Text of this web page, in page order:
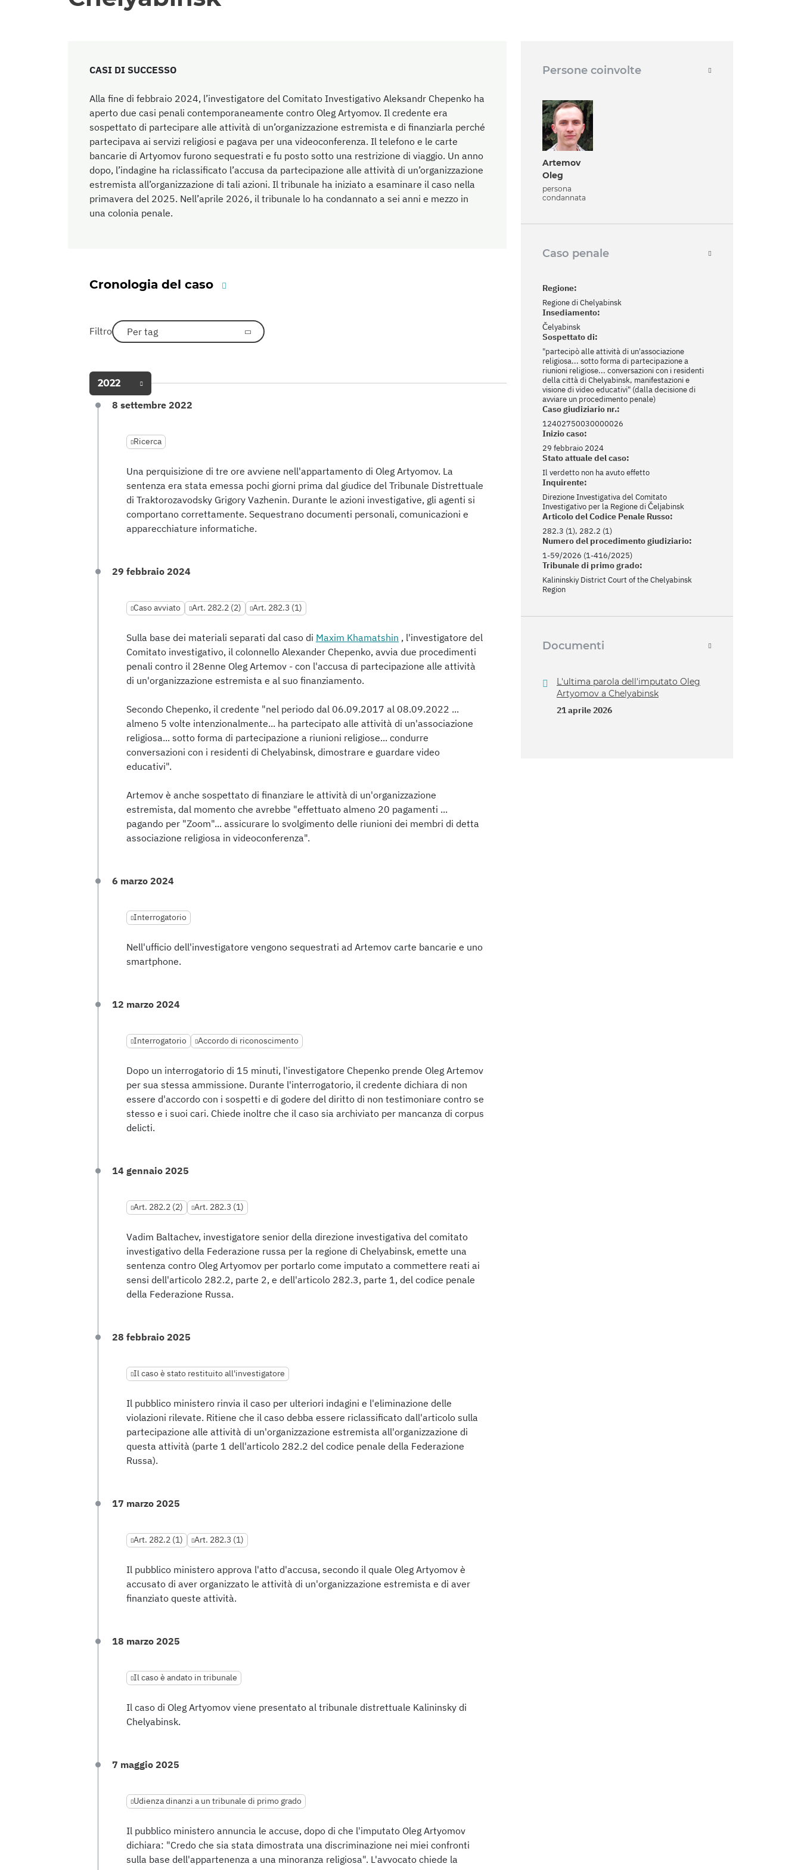
CASI DI SUCCESSO
Alla fine di febbraio 2024, l’investigatore del Comitato Investigativo Aleksandr Chepenko ha
aperto due casi penali contemporaneamente contro Oleg Artyomov. Il credente era
sospettato di partecipare alle attività di un’organizzazione estremista e di finanziarla perché
partecipava ai servizi religiosi e pagava per una videoconferenza. Il telefono e le carte
bancarie di Artyomov furono sequestrati e fu posto sotto una restrizione di viaggio. Un anno
dopo, l’indagine ha riclassificato l’accusa da partecipazione alle attività di un’organizzazione
estremista all’organizzazione di tali azioni. Il tribunale ha iniziato a esaminare il caso nella
primavera del 2025. Nell’aprile 2026, il tribunale lo ha condannato a sei anni e mezzo in
una colonia penale.
Cronologia del caso
Filtro Per tag
2022
8 settembre 2022
Ricerca
Una perquisizione di tre ore avviene nell'appartamento di Oleg Artyomov. La
sentenza era stata emessa pochi giorni prima dal giudice del Tribunale Distrettuale
di Traktorozavodsky Grigory Vazhenin. Durante le azioni investigative, gli agenti si
comportano correttamente. Sequestrano documenti personali, comunicazioni e
apparecchiature informatiche.
29 febbraio 2024
Caso avviato Art. 282.2 (2) Art. 282.3 (1)
Sulla base dei materiali separati dal caso di Maxim Khamatshin , l'investigatore del
Comitato investigativo, il colonnello Alexander Chepenko, avvia due procedimenti
penali contro il 28enne Oleg Artemov - con l'accusa di partecipazione alle attività
di un'organizzazione estremista e al suo finanziamento.
Secondo Chepenko, il credente "nel periodo dal 06.09.2017 al 08.09.2022 ...
almeno 5 volte intenzionalmente... ha partecipato alle attività di un'associazione
religiosa... sotto forma di partecipazione a riunioni religiose... condurre
conversazioni con i residenti di Chelyabinsk, dimostrare e guardare video
educativi".
Artemov è anche sospettato di finanziare le attività di un'organizzazione
estremista, dal momento che avrebbe "effettuato almeno 20 pagamenti ...
pagando per "Zoom"... assicurare lo svolgimento delle riunioni dei membri di detta
associazione religiosa in videoconferenza".
6 marzo 2024
Interrogatorio
Nell'ufficio dell'investigatore vengono sequestrati ad Artemov carte bancarie e uno
smartphone.
12 marzo 2024
Interrogatorio Accordo di riconoscimento
Dopo un interrogatorio di 15 minuti, l'investigatore Chepenko prende Oleg Artemov
per sua stessa ammissione. Durante l'interrogatorio, il credente dichiara di non
essere d'accordo con i sospetti e di godere del diritto di non testimoniare contro se
stesso e i suoi cari. Chiede inoltre che il caso sia archiviato per mancanza di corpus
delicti.
14 gennaio 2025
Art. 282.2 (2) Art. 282.3 (1)
Vadim Baltachev, investigatore senior della direzione investigativa del comitato
investigativo della Federazione russa per la regione di Chelyabinsk, emette una
sentenza contro Oleg Artyomov per portarlo come imputato a commettere reati ai
sensi dell'articolo 282.2, parte 2, e dell'articolo 282.3, parte 1, del codice penale
della Federazione Russa.
28 febbraio 2025
Il caso è stato restituito all'investigatore
Il pubblico ministero rinvia il caso per ulteriori indagini e l'eliminazione delle
violazioni rilevate. Ritiene che il caso debba essere riclassificato dall'articolo sulla
partecipazione alle attività di un'organizzazione estremista all'organizzazione di
questa attività (parte 1 dell'articolo 282.2 del codice penale della Federazione
Russa).
17 marzo 2025
Art. 282.2 (1) Art. 282.3 (1)
Il pubblico ministero approva l'atto d'accusa, secondo il quale Oleg Artyomov è
accusato di aver organizzato le attività di un'organizzazione estremista e di aver
finanziato queste attività.
18 marzo 2025
Il caso è andato in tribunale
Il caso di Oleg Artyomov viene presentato al tribunale distrettuale Kalininsky di
Chelyabinsk.
7 maggio 2025
Udienza dinanzi a un tribunale di primo grado
Il pubblico ministero annuncia le accuse, dopo di che l'imputato Oleg Artyomov
dichiara: "Credo che sia stata dimostrata una discriminazione nei miei confronti
sulla base dell'appartenenza a una minoranza religiosa". L'avvocato chiede la
Persone coinvolte
Artemov
Oleg
persona
condannata
Caso penale
Regione:
Regione di Chelyabinsk
Insediamento:
Čelyabinsk
Sospettato di:
"partecipò alle attività di un'associazione
religiosa... sotto forma di partecipazione a
riunioni religiose... conversazioni con i residenti
della città di Chelyabinsk, manifestazioni e
visione di video educativi" (dalla decisione di
avviare un procedimento penale)
Caso giudiziario nr.:
12402750030000026
Inizio caso:
29 febbraio 2024
Stato attuale del caso:
Il verdetto non ha avuto effetto
Inquirente:
Direzione Investigativa del Comitato
Investigativo per la Regione di Čeljabinsk
Articolo del Codice Penale Russo:
282.3 (1), 282.2 (1)
Numero del procedimento giudiziario:
1-59/2026 (1-416/2025)
Tribunale di primo grado:
Kalininskiy District Court of the Chelyabinsk
Region
Documenti
L'ultima parola dell'imputato Oleg
Artyomov a Chelyabinsk
21 aprile 2026